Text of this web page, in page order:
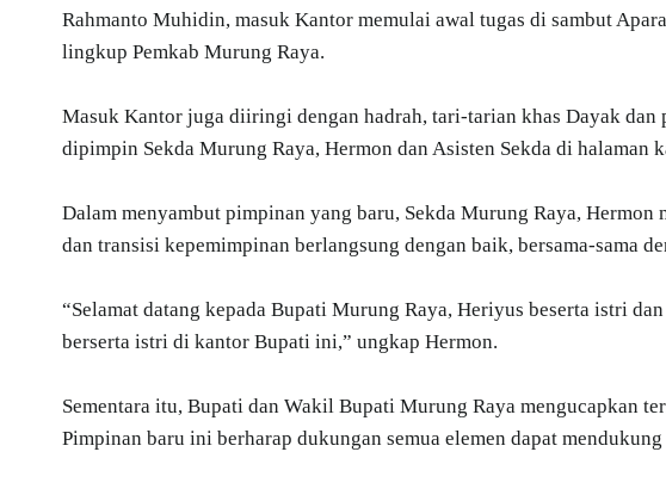
Rahmanto Muhidin, masuk Kantor memulai awal tugas di sambut
lingkup Pemkab Murung Raya.
Masuk Kantor juga diiringi dengan hadrah, tari-tarian khas Dayak dan
dipimpin Sekda Murung Raya, Hermon dan Asisten Sekda di halaman
Dalam menyambut pimpinan yang baru, Sekda Murung Raya, Hermon
dan transisi kepemimpinan berlangsung dengan baik, bersama-sama
“Selamat datang kepada Bupati Murung Raya, Heriyus beserta istri
berserta istri di kantor Bupati ini,” ungkap Hermon.
Sementara itu, Bupati dan Wakil Bupati Murung Raya mengucapkan
Pimpinan baru ini berharap dukungan semua elemen dapat